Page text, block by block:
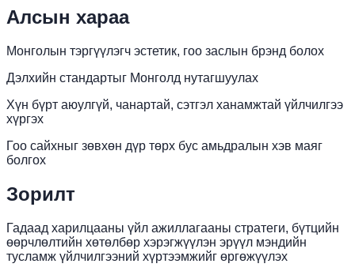
Алсын хараа
Монголын тэргүүлэгч эстетик, гоо заслын брэнд болох
Дэлхийн стандартыг Монголд нутагшуулах
Хүн бүрт аюулгүй, чанартай, сэтгэл ханамжтай үйлчилгээ
хүргэх
Гоо сайхныг зөвхөн дүр төрх бус амьдралын хэв маяг
болгох
Зорилт
Гадаад харилцааны үйл ажиллагааны стратеги, бүтцийн
өөрчлөлтийн хөтөлбөр хэрэгжүүлэн эрүүл мэндийн
тусламж үйлчилгээний хүртээмжийг өргөжүүлэх